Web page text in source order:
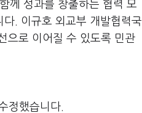
께 성과를 창출하는 협력 모
다. 이규호 외교부 개발협력국
으로 이어질 수 있도록 민관
정했습니다.